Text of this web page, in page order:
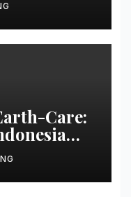
Care:
di Bali